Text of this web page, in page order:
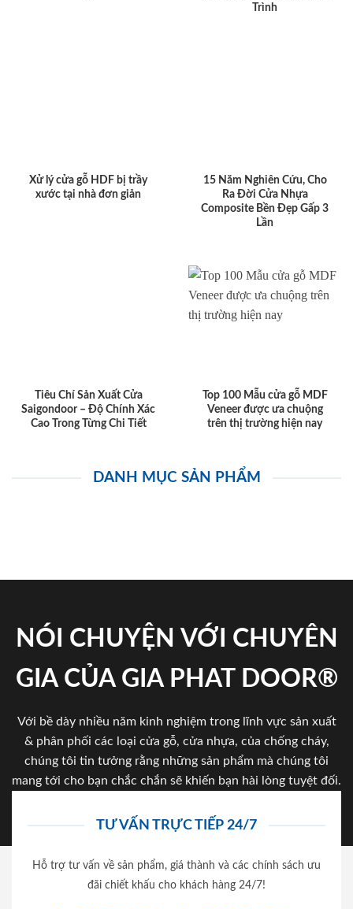
Trình
Xử lý cửa gỗ HDF bị trầy
xước tại nhà đơn giản
15 Năm Nghiên Cứu, Cho
Ra Đời Cửa Nhựa
Composite Bền Đẹp Gấp 3
Lần
Tiêu Chí Sản Xuất Cửa
Saigondoor – Độ Chính Xác
Cao Trong Từng Chi Tiết
Top 100 Mẫu cửa gỗ MDF
Veneer được ưa chuộng
trên thị trường hiện nay
DANH MỤC SẢN PHẨM
NÓI CHUYỆN VỚI CHUYÊN
GIA CỦA GIA PHAT DOOR®
Với bề dày nhiều năm kinh nghiệm trong lĩnh vực sản xuất
& phân phối các loại cửa gỗ, cửa nhựa, của chống cháy,
chúng tôi tin tưởng rằng những sản phẩm mà chúng tôi
mang tới cho bạn chắc chắn sẽ khiến bạn hài lòng tuyệt đối.
TƯ VẤN TRỰC TIẾP 24/7
Hỗ trợ tư vấn về sản phẩm, giá thành và các chính sách ưu
đãi chiết khấu cho khách hàng 24/7!